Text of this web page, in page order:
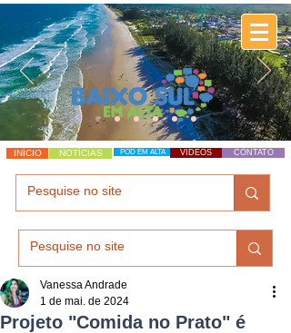
INÍCIO NOTÍCIAS POD EM ALTA VÍDEOS CONTATO
Projeto "Comida no Prato" é
Vanessa Andrade
1 de mai. de 2024